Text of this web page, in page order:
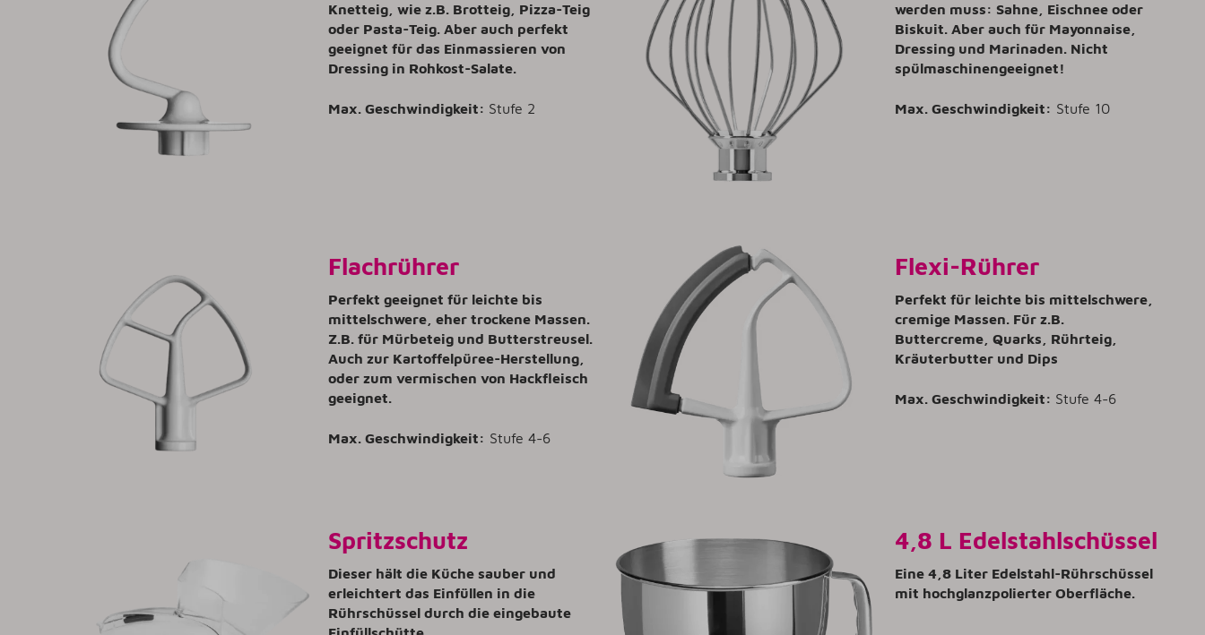
Knetteig, wie z.B. Brotteig, Pizza-Teig
oder Pasta-Teig. Aber auch perfekt
geeignet für das Einmassieren von
Dressing in Rohkost-Salate.
Max. Geschwindigkeit: Stufe 2
werden muss: Sahne, Eischnee oder
Biskuit. Aber auch für Mayonnaise,
Dressing und Marinaden. Nicht
spülmaschinengeeignet!
Max. Geschwindigkeit: Stufe 10
Flachrührer
Perfekt geeignet für leichte bis
mittelschwere, eher trockene Massen.
Z.B. für Mürbeteig und Butterstreusel.
Auch zur Kartoffelpüree-Herstellung,
oder zum vermischen von Hackfleisch
geeignet.
Max. Geschwindigkeit: Stufe 4-6
Flexi-Rührer
Perfekt für leichte bis mittelschwere,
cremige Massen. Für z.B.
Buttercreme, Quarks, Rührteig,
Kräuterbutter und Dips
Max. Geschwindigkeit: Stufe 4-6
Spritzschutz
Dieser hält die Küche sauber und
erleichtert das Einfüllen in die
Rührschüssel durch die eingebaute
4,8 L Edelstahlschüssel
Eine 4,8 Liter Edelstahl-Rührschüssel
mit hochglanzpolierter Oberfläche.